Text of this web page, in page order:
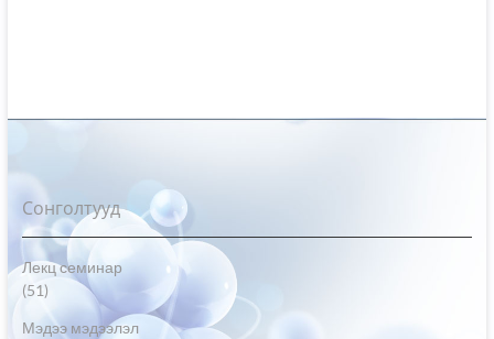
Сонголтууд
Лекц семинар
(51)
Мэдээ мэдээлэл